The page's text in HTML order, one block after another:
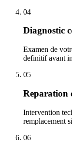
04
Diagnostic
Examen de
definitif avant
05
Reparation
Intervention
remplacement
06